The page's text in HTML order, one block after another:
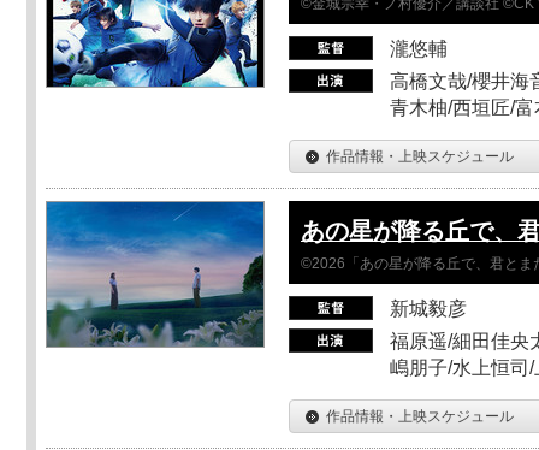
©金城宗幸・ノ村優介／講談社 ©CK
瀧悠輔
高橋文哉/櫻井海
青木柚/西垣匠/
作品情報・上映スケジュール
あの星が降る丘で、
©2026「あの星が降る丘で、君とま
新城毅彦
福原遥/細田佳央
嶋朋子/水上恒司
作品情報・上映スケジュール